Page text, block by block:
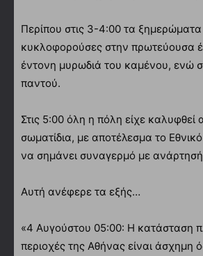
Περίπου στις 3-4:00 τα
κυκλοφορούσες στην πρωτεύουσα
έντονη μυρωδιά του καμένου, ενώ
παντού.
Στις 5:00 όλη η πόλη είχε καλυφθεί
σωματίδια, με αποτέλεσμα το
να σημάνει συναγερμό με
Αυτή ανέφερε τα εξής…
«4 Αυγούστου 05:00: Η κατάσταση
περιοχές της Αθήνας είναι άσχημη